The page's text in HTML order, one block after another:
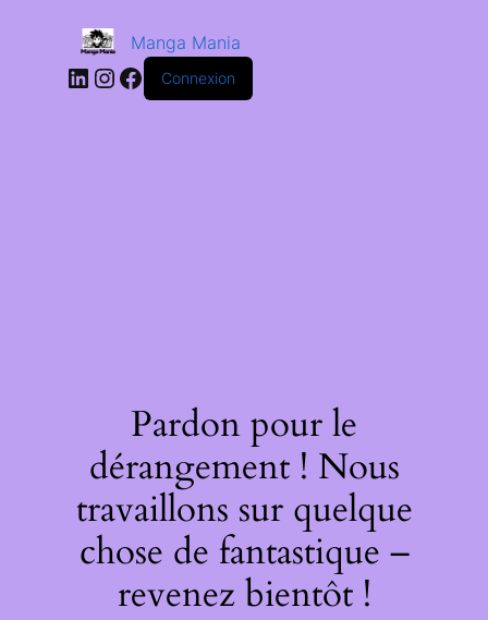
Manga Mania
Connexion
Pardon pour le
dérangement ! Nous
travaillons sur quelque
chose de fantastique –
revenez bientôt !